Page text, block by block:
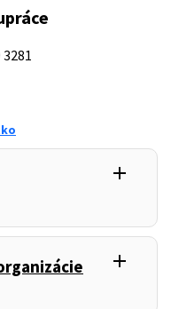
add
add